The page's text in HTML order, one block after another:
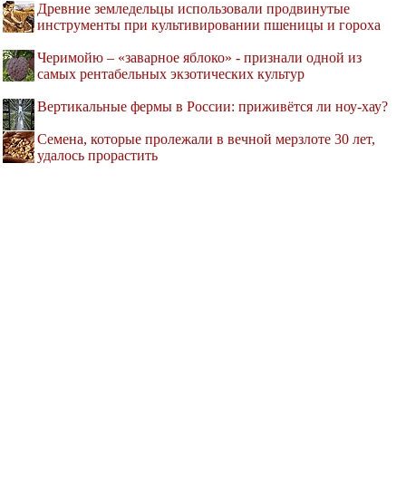
Древние земледельцы использовали продвинутые
инструменты при культивировании пшеницы и гороха
Черимойю – «заварное яблоко» - признали одной из
самых рентабельных экзотических культур
Вертикальные фермы в России: приживётся ли ноу-хау?
Семена, которые пролежали в вечной мерзлоте 30 лет,
удалось прорастить